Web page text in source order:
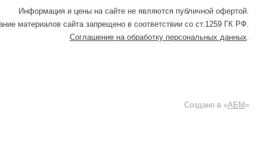
Информация и цены на сайте не являются публичной офертой.
материалов сайта запрещено в соответствии со ст.1259 ГК РФ.
Соглашение на обработку персональных данных.
Создано в «АБМ »